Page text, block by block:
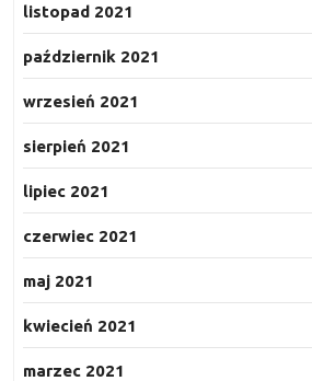
listopad 2021
październik 2021
wrzesień 2021
sierpień 2021
lipiec 2021
czerwiec 2021
maj 2021
kwiecień 2021
marzec 2021